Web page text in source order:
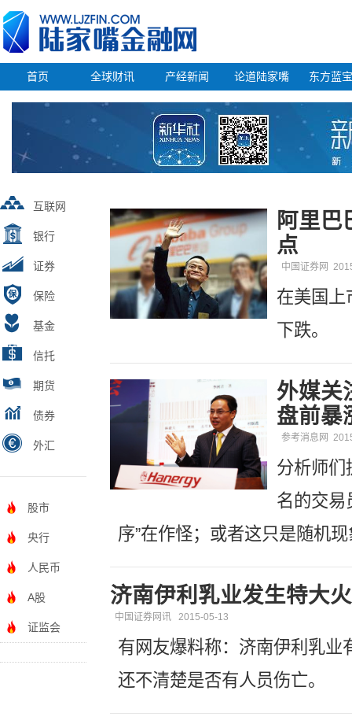
首页 全球财讯 产经新闻 论道陆家嘴 东方蓝
互联网
银行
证券
保险
基金
信托
期货
债券
外汇
股市
央行
人民币
A股
证监会
阿里巴
点
中国证券网
在美国上
下跌。
外媒关
盘前暴
参考消息网
分析师们
名的交易
序”在作怪；或者这只是随机
济南伊利乳业发生特大
中国证券网讯 2015-05-13
有网友爆料称：济南伊利乳业
还不清楚是否有人员伤亡。